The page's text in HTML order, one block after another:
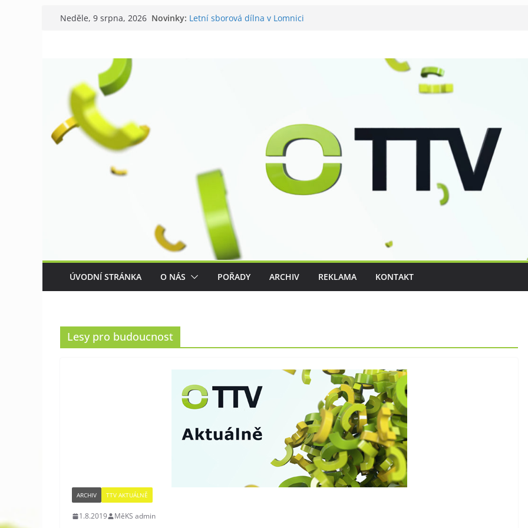
Přeskočit
Neděle, 9 srpna, 2026 Novinky: Letní sborová dílna v Lomnici
ÚVODNÍ STRÁNKA O NÁS POŘADY ARCHIV REKLAMA KONTAKT
Lesy pro budoucnost
ARCHIV TTV AKTUÁLNĚ
1.8.2019 MěKS admin